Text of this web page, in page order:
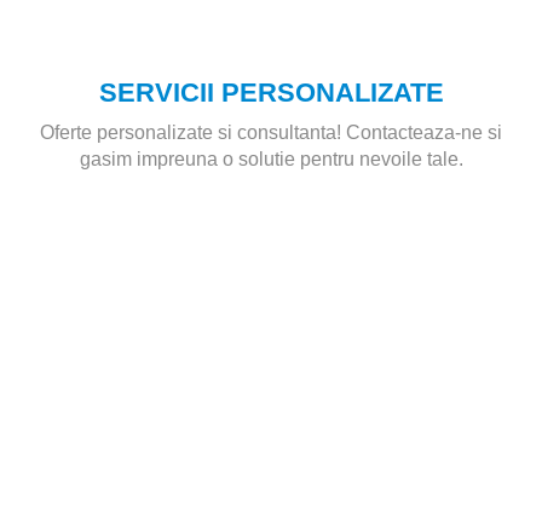
SERVICII PERSONALIZATE
Oferte personalizate si consultanta! Contacteaza-ne si
gasim impreuna o solutie pentru nevoile tale.